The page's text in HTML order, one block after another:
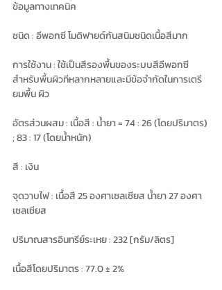
ข้อมูลทางเทคนิค
ชนิด : อีพอกซี โมดิฟายด์กันสนิมชนิดเนื้อสีมาก
การใช้งาน : ใช้เป็นสีรองพื้นของระบบสีอีพอกซี
สำหรับพื้นผิวทีหลากหลายและมีข้อจำกัดในการเตรี
ยมพื้น ผิว
อัตรส่วนผสม : เนื้อสี : น้ำยา = 74 : 26 (โดยปริมาตร)
; 83 : 17 (โดยน้ำหนัก)
สี : เงิน
จุดวาบไฟ : เนื้อสี 25 องศาเซลเซียส นํ้ายา 27 องศา
เซลเซียส
ปริมาณสารอินทรีย์ระเหย : 232 [กรัม/ลิตร]
เนื้อสีโดยปริมาตร : 77.0 ± 2%